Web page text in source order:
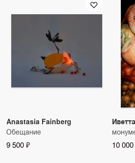
Anastasia Fainberg
Обещание
9 500 ₽ 10